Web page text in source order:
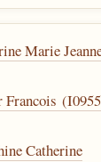
Marie
Catherine